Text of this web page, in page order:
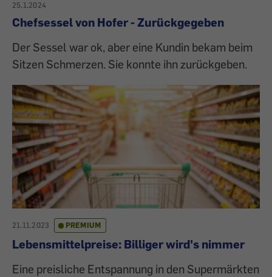
25.1.2024
Chefsessel von Hofer - Zurückgegeben
Der Sessel war ok, aber eine Kundin bekam beim
Sitzen Schmerzen. Sie konnte ihn zurückgeben.
21.11.2023 PREMIUM
Lebensmittelpreise: Billiger wird's nimmer
Eine preisliche Entspannung in den Supermärkten